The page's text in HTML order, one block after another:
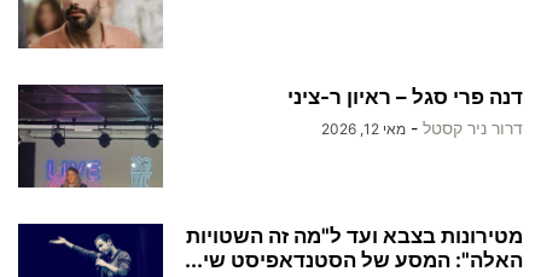
דנה פרי סגל – ראיון ר-ציני
דרור ניר קסטל - מאי 12, 2026
מטירונות בצבא ועד ל"מה זה השטויות
האלה": המסע של הסטנדאפיסט שי...